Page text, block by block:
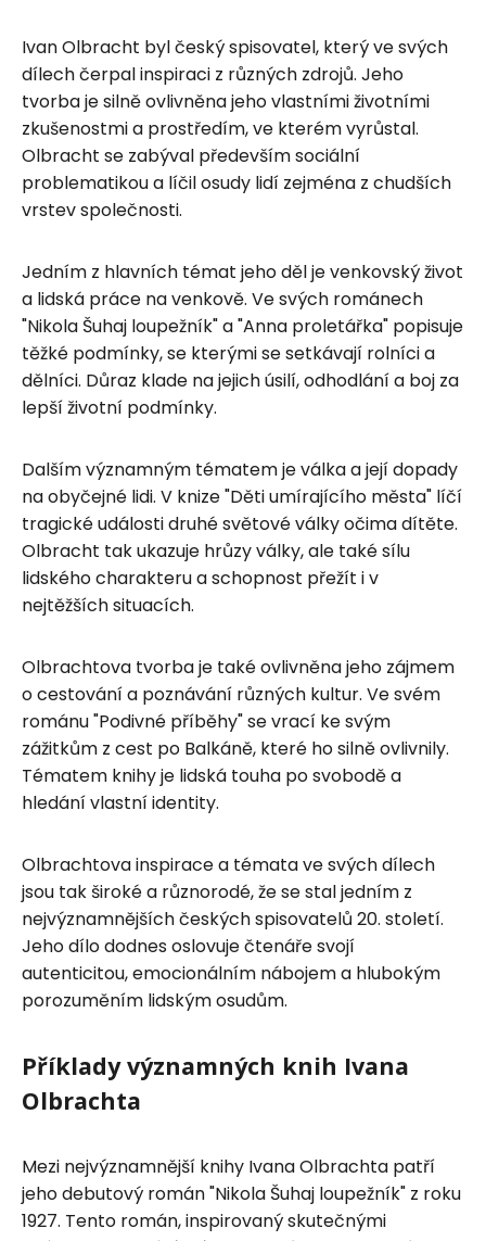
Ivan Olbracht byl český spisovatel, který ve svých
dílech čerpal inspiraci z různých zdrojů. Jeho
tvorba je silně ovlivněna jeho vlastními životními
zkušenostmi a prostředím, ve kterém vyrůstal.
Olbracht se zabýval především sociální
problematikou a líčil osudy lidí zejména z chudších
vrstev společnosti.
Jedním z hlavních témat jeho děl je venkovský život
a lidská práce na venkově. Ve svých románech
"Nikola Šuhaj loupežník" a "Anna proletářka" popisuje
těžké podmínky, se kterými se setkávají rolníci a
dělníci. Důraz klade na jejich úsilí, odhodlání a boj za
lepší životní podmínky.
Dalším významným tématem je válka a její dopady
na obyčejné lidi. V knize "Děti umírajícího města" líčí
tragické události druhé světové války očima dítěte.
Olbracht tak ukazuje hrůzy války, ale také sílu
lidského charakteru a schopnost přežít i v
nejtěžších situacích.
Olbrachtova tvorba je také ovlivněna jeho zájmem
o cestování a poznávání různých kultur. Ve svém
románu "Podivné příběhy" se vrací ke svým
zážitkům z cest po Balkáně, které ho silně ovlivnily.
Tématem knihy je lidská touha po svobodě a
hledání vlastní identity.
Olbrachtova inspirace a témata ve svých dílech
jsou tak široké a různorodé, že se stal jedním z
nejvýznamnějších českých spisovatelů 20. století.
Jeho dílo dodnes oslovuje čtenáře svojí
autenticitou, emocionálním nábojem a hlubokým
porozuměním lidským osudům.
Příklady významných knih Ivana
Olbrachta
Mezi nejvýznamnější knihy Ivana Olbrachta patří
jeho debutový román "Nikola Šuhaj loupežník" z roku
1927. Tento román, inspirovaný skutečnými